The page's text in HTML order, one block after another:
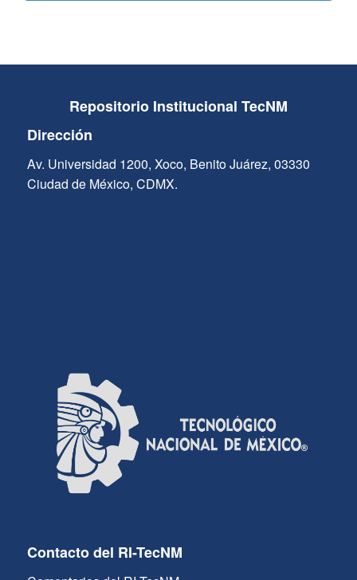
Repositorio Institucional TecNM
Dirección
Av. Universidad 1200, Xoco, Benito Juárez, 03330
Ciudad de México, CDMX.
Contacto del RI-TecNM